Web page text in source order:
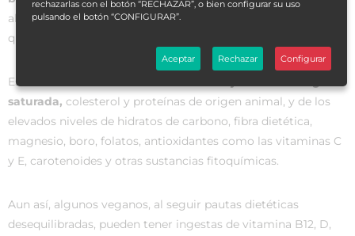
algunas enfermedades. De hecho, varios estudios indican
que este tipo de dieta ofrece
Estos beneficios son derivados de
saturada, colesterol y proteínas de origen animal, y de los
elevados niveles de hidratos de carbono, fibra dietética,
magnesio, boro, folatos, antioxidantes como las vitaminas C
y E, carotenoides y otras sustancias fitoquímicas.
Aun así, algunos veganos, al seguir pautas dietéticas
desequilibradas, pueden tener ingestas de vitamina B12, D,
rechazarlas con el botón “RECHAZAR”, o bien configurar su uso
pulsando el botón “CONFIGURAR”.
Aceptar Rechazar Configurar